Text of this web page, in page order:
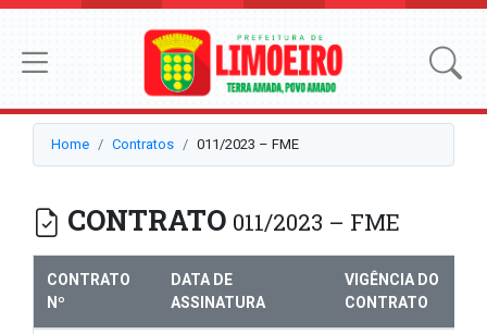
Home Contratos 011/2023 – FME
CONTRATO 011/2023 – FME
CONTRATO
Nº
DATA DE
ASSINATURA
VIGÊNCIA DO
CONTRATO